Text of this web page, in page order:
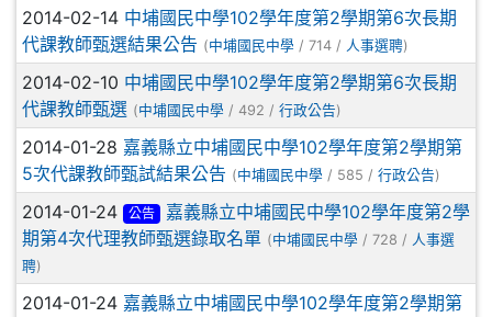
2014-02-14 中埔國民中學102學年度第2學期第6次長期
代課教師甄選結果公告 (中埔國民中學 / 714 / 人事選聘)
2014-02-10 中埔國民中學102學年度第2學期第6次長期
代課教師甄選 (中埔國民中學 / 492 / 行政公告)
2014-01-28 嘉義縣立中埔國民中學102學年度第2學期第
5次代課教師甄試結果公告 (中埔國民中學 / 585 / 行政公告)
2014-01-24 公告
嘉義縣立中埔國民中學102學年度第2學
期第4次代理教師甄選錄取名單 (中埔國民中學 / 728 / 人事選
聘)
2014-01-24 嘉義縣立中埔國民中學102學年度第2學期第